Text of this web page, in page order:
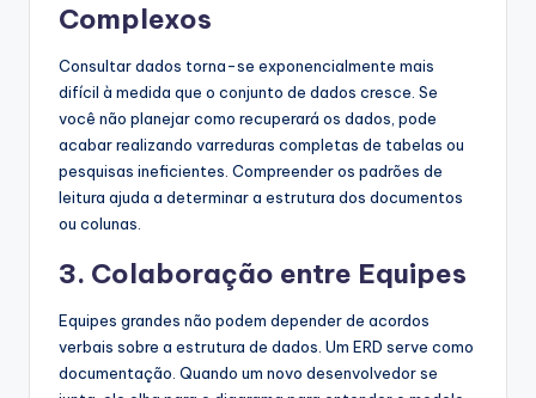
Complexos
Consultar dados torna-se exponencialmente mais
difícil à medida que o conjunto de dados cresce. Se
você não planejar como recuperará os dados, pode
acabar realizando varreduras completas de tabelas ou
pesquisas ineficientes. Compreender os padrões de
leitura ajuda a determinar a estrutura dos documentos
ou colunas.
3. Colaboração entre Equipes
Equipes grandes não podem depender de acordos
verbais sobre a estrutura de dados. Um ERD serve como
documentação. Quando um novo desenvolvedor se